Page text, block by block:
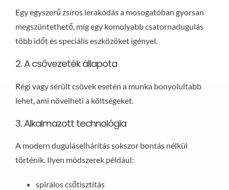
Egy egyszerű zsíros lerakódás a mosogatóban gyorsan
megszüntethető, míg egy komolyabb csatornadugulás
több időt és speciális eszközöket igényel.
2. A csővezeték állapota
Régi vagy sérült csövek esetén a munka bonyolultabb
lehet, ami növelheti a költségeket.
3. Alkalmazott technológia
A modern duguláselhárítás sokszor bontás nélkül
történik. Ilyen módszerek például:
spirálos csőtisztítás